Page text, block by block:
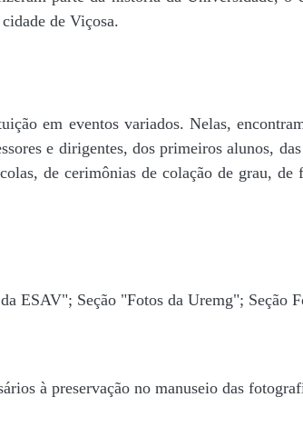
de Viçosa.
em eventos variados. Nelas,
e dirigentes, ​dos primeiros alunos,
de cerimônias de colação de grau,
ESAV"; Seção "Fotos da Uremg"; Seção
à preservação no manuseio das